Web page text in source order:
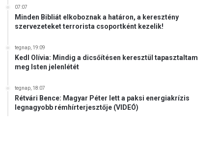
07:07
Minden Bibliát elkoboznak a határon, a keresztény
szervezeteket terrorista csoportként kezelik!
tegnap, 19:09
Kedl Olívia: Mindig a dicsőítésen keresztül tapasztaltam
meg Isten jelenlétét
tegnap, 18:07
Rétvári Bence: Magyar Péter lett a paksi energiakrízis
legnagyobb rémhírterjesztője (VIDEÓ)